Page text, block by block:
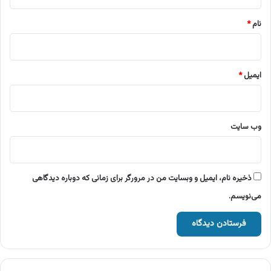
نام*
ایمیل*
وب‌ سایت
ذخیره نام، ایمیل و وبسایت من در مرورگر برای زمانی که دوباره دیدگاهی
می‌نویسم.